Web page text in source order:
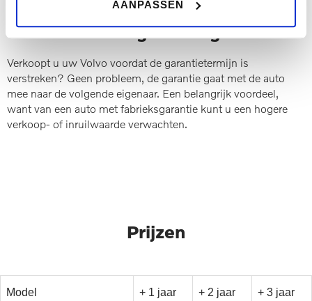
AANPASSEN
Ook voor de volgende eigenaar
Verkoopt u uw Volvo voordat de garantietermijn is
verstreken? Geen probleem, de garantie gaat met de auto
mee naar de volgende eigenaar. Een belangrijk voordeel,
want van een auto met fabrieksgarantie kunt u een hogere
verkoop- of inruilwaarde verwachten.
Prijzen
Model + 1 jaar + 2 jaar + 3 jaar